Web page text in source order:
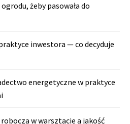
żeby pasowała do
inwestora — co decyduje
energetyczne w praktyce
w warsztacie a jakość